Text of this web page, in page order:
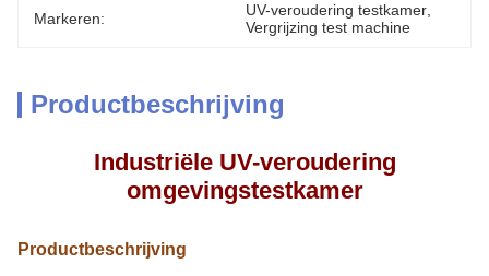
Markeren: UV-veroudering testkamer
Vergrijzing test machine
Productbeschrijving
Industriële UV-veroudering
omgevingstestkamer
Productbeschrijving